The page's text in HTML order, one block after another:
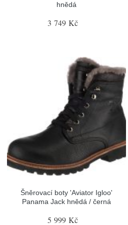
hnědá
3 749 Kč
Šněrovací boty 'Aviator Igloo'
Panama Jack hnědá / černá
5 999 Kč